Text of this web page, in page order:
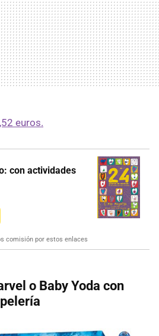
euros.
con actividades
comisión por estos enlaces
o Baby Yoda con